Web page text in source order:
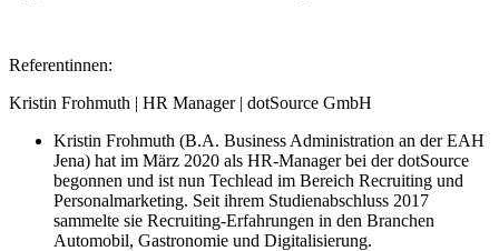
Referentinnen:
Kristin Frohmuth | HR Manager | dotSource GmbH
Kristin Frohmuth (B.A. Business Administration an der EAH
Jena) hat im März 2020 als HR-Manager bei der dotSource
begonnen und ist nun Techlead im Bereich Recruiting und
Personalmarketing. Seit ihrem Studienabschluss 2017
sammelte sie Recruiting-Erfahrungen in den Branchen
Automobil, Gastronomie und Digitalisierung.